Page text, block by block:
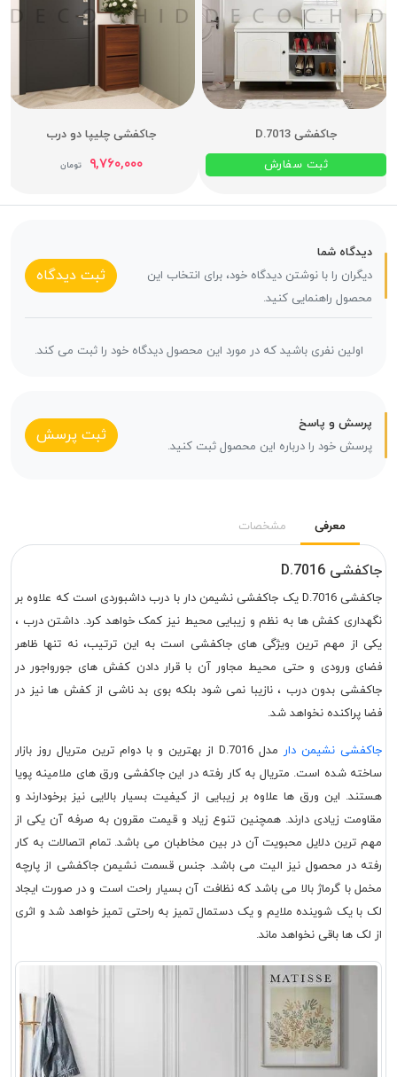
جاکفشی D.7013
ثبت سفارش
جاکفشی چلیپا دو درب
۹,۷۶۰,۰۰۰ تومان
دیدگاه شما
دیگران را با نوشتن دیدگاه خود، برای انتخاب این
محصول راهنمایی کنید.
ثبت دیدگاه
اولین نفری باشید که در مورد این محصول دیدگاه خود را ثبت می کند.
پرسش و پاسخ
پرسش خود را درباره این محصول ثبت کنید.
ثبت پرسش
معرفی مشخصات
جاکفشی D.7016
جاکفشی D.7016 یک جاکفشی نشیمن دار با درب داشبوردی است که علاوه بر
نگهداری کفش ها به نظم و زیبایی محیط نیز کمک خواهد کرد. داشتن درب ،
یکی از مهم ترین ویژگی های جاکفشی است به این ترتیب، نه تنها ظاهر
فضای ورودی و حتی محیط مجاور آن با قرار دادن کفش های جورواجور در
جاکفشی بدون درب ، نازیبا نمی شود بلکه بوی بد ناشی از کفش ها نیز در
فضا پراکنده نخواهد شد.
جاکفشی نشیمن دار
مدل D.7016 از بهترین و با دوام ترین متریال روز بازار
ساخته شده است. متریال به کار رفته در این جاکفشی ورق های ملامینه پویا
هستند. این ورق ها علاوه بر زیبایی از کیفیت بسیار بالایی نیز برخودارند و
مقاومت زیادی دارند. همچنین تنوع زیاد و قیمت مقرون به صرفه آن یکی از
مهم ترین دلایل محبویت آن در بین مخاطبان می باشد. تمام اتصالات به کار
رفته در محصول نیز الیت می باشد. جنس قسمت نشیمن جاکفشی از پارچه
مخمل با گرماژ بالا می باشد که نظافت آن بسیار راحت است و در صورت ایجاد
لک با یک شوینده ملایم و یک دستمال تمیز به راحتی تمیز خواهد شد و اثری
از لک ها باقی نخواهد ماند.